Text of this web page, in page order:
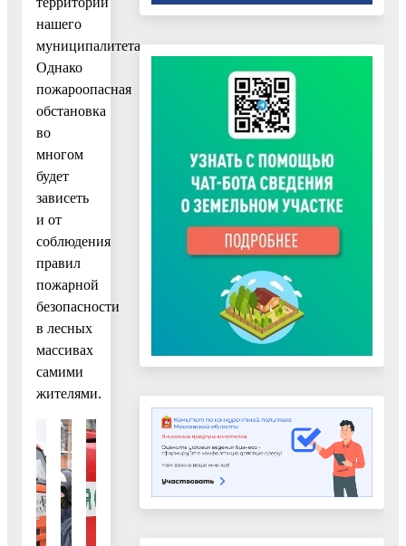
нашего
муниципалитета.
Однако
пожароопасная
обстановка
во
многом
будет
зависеть
и от
соблюдения
правил
пожарной
безопасности
в лесных
массивах
самими
жителями.